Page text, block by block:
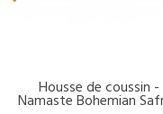
DISPONIBLE
Housse de coussin -
Namaste Bohemian